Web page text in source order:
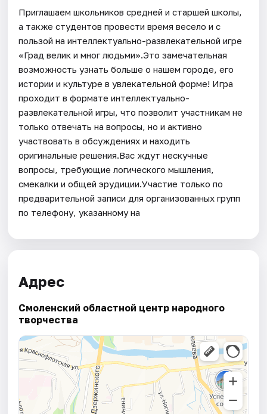
Приглашаем школьников средней и старшей школы,
а также студентов провести время весело и с
пользой на интеллектуально-развлекательной игре
«Град велик и мног людьми».Это замечательная
возможность узнать больше о нашем городе, его
истории и культуре в увлекательной форме! Игра
проходит в формате интеллектуально-
развлекательной игры, что позволит участникам не
только отвечать на вопросы, но и активно
участвовать в обсуждениях и находить
оригинальные решения.Вас ждут нескучные
вопросы, требующие логического мышления,
смекалки и общей эрудиции.Участие только по
предварительной записи для организованных групп
по телефону, указанному на
Адрес
Смоленский областной центр народного
творчества